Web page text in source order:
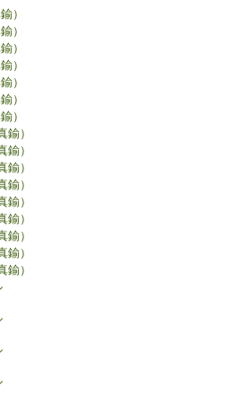
）
）
）
）
）
）
）
）
）
）
）
）
）
）
）
）